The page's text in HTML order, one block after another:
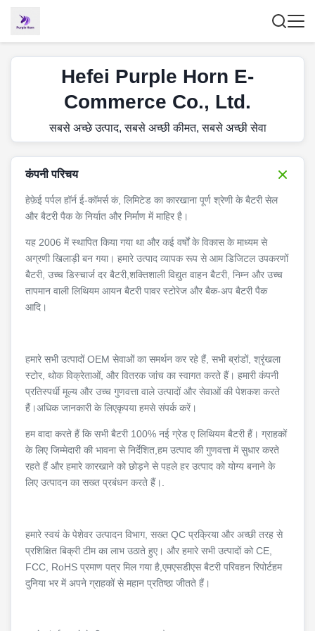
Hefei Purple Horn E-
Commerce Co., Ltd.
सबसे अच्छे उत्पाद, सबसे अच्छी कीमत, सबसे अच्छी सेवा
कंपनी परिचय
हेफ़ेई पर्पल हॉर्न ई-कॉमर्स कं, लिमिटेड का कारखाना पूर्ण श्रेणी के बैटरी सेल
और बैटरी पैक के निर्यात और निर्माण में माहिर है।
यह 2006 में स्थापित किया गया था और कई वर्षों के विकास के माध्यम से
अग्रणी खिलाड़ी बन गया। हमारे उत्पाद व्यापक रूप से आम डिजिटल उपकरणों
बैटरी, उच्च डिस्चार्ज दर बैटरी,शक्तिशाली विद्युत वाहन बैटरी, निम्न और उच्च
तापमान वाली लिथियम आयन बैटरी पावर स्टोरेज और बैक-अप बैटरी पैक
आदि।
हमारे सभी उत्पादों OEM सेवाओं का समर्थन कर रहे हैं, सभी ब्रांडों, श्रृंखला
स्टोर, थोक विक्रेताओं, और वितरक जांच का स्वागत करते हैं। हमारी कंपनी
प्रतिस्पर्धी मूल्य और उच्च गुणवत्ता वाले उत्पादों और सेवाओं की पेशकश करते
हैं।अधिक जानकारी के लिएकृपया हमसे संपर्क करें।
हम वादा करते हैं कि सभी बैटरी 100% नई ग्रेड ए लिथियम बैटरी हैं। ग्राहकों
के लिए जिम्मेदारी की भावना से निर्देशित,हम उत्पाद की गुणवत्ता में सुधार करते
रहते हैं और हमारे कारखाने को छोड़ने से पहले हर उत्पाद को योग्य बनाने के
लिए उत्पादन का सख्त प्रबंधन करते हैं।.
हमारे स्वयं के पेशेवर उत्पादन विभाग, सख्त QC प्रक्रिया और अच्छी तरह से
प्रशिक्षित बिक्री टीम का लाभ उठाते हुए। और हमारे सभी उत्पादों को CE,
FCC, RoHS प्रमाण पत्र मिल गया है,एमएसडीएस बैटरी परिवहन रिपोर्टहम
दुनिया भर में अपने ग्राहकों से महान प्रतिष्ठा जीतते हैं।